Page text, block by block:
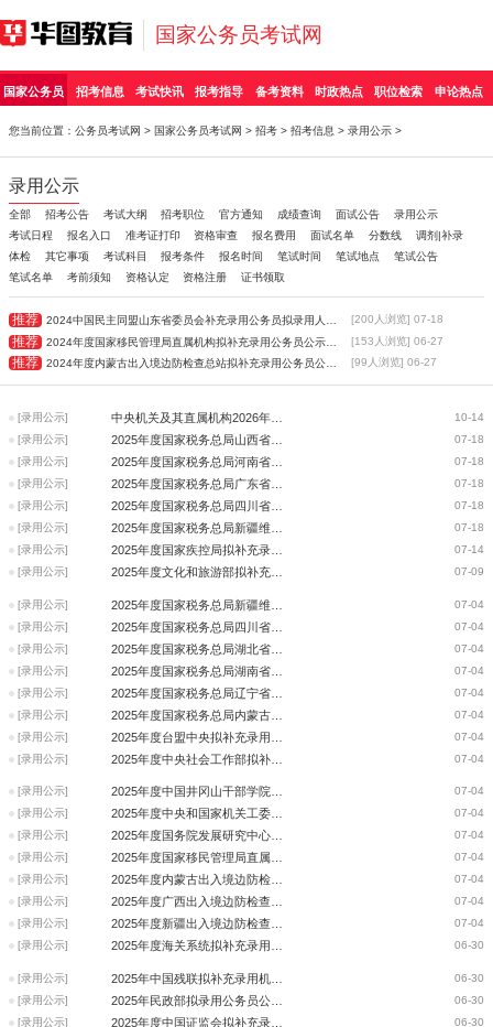
国家公务员考试网
国家公务员 招考信息 考试快讯 报考指导 备考资料 时政热点 职位检索 申论热点
您当前位置： 公务员考试网 > 国家公务员考试网 > 招考 > 招考信息 > 录用公示 >
录用公示
全部 招考公告 考试大纲 招考职位 官方通知 成绩查询 面试公告
录用公示
考试日程
报名入口 准考证打印 资格审查 报名费用 面试名单 分数线
调剂|补录
体检
其它事项 考试科目 报考条件 报名时间 笔试时间 笔试地点
笔试公告
笔试名单
考前须知 资格认定 资格注册 证书领取
推荐 2024中国民主同盟山东省委员会补充录用公务员拟录用人员公示 [200人浏览] 07-18
推荐 2024年度国家移民管理局直属机构拟补充录用公务员公示公告 [153人浏览] 06-27
推荐 2024年度内蒙古出入境边防检查总站拟补充录用公务员公示公告 [99人浏览] 06-27
10-14
[录用公示]
07-18
[录用公示]
07-18
[录用公示]
07-18
[录用公示]
07-18
[录用公示]
07-18
[录用公示]
07-14
[录用公示]
07-09
[录用公示]
07-04
[录用公示]
07-04
[录用公示]
07-04
[录用公示]
07-04
[录用公示]
07-04
[录用公示]
07-04
[录用公示]
07-04
[录用公示]
07-04
[录用公示]
07-04
[录用公示]
07-04
[录用公示]
07-04
[录用公示]
07-04
[录用公示]
07-04
[录用公示]
07-04
[录用公示]
07-04
[录用公示]
06-30
[录用公示]
06-30
[录用公示]
06-30
[录用公示]
06-30
[录用公示]